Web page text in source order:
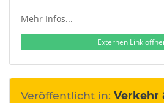
Mehr Infos...
Externen Link
Veröffentlicht in: Verkehr